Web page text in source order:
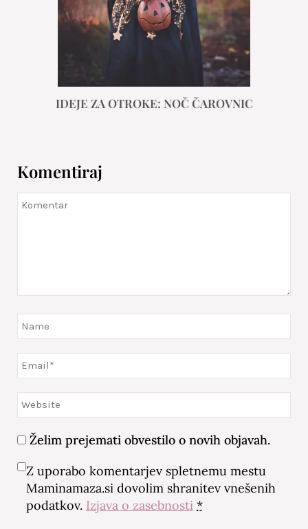
IDEJE ZA OTROKE: NOČ ČAROVNIC
Komentiraj
Želim prejemati obvestilo o novih objavah.
Z uporabo komentarjev spletnemu mestu
Maminamaza.si dovolim shranitev vnešenih
podatkov. Izjava o zasebnosti *